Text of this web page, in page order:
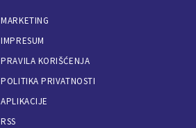
MARKETING
IMPRESUM
PRAVILA KORIŠĆENJA
POLITIKA PRIVATNOSTI
APLIKACIJE
RSS